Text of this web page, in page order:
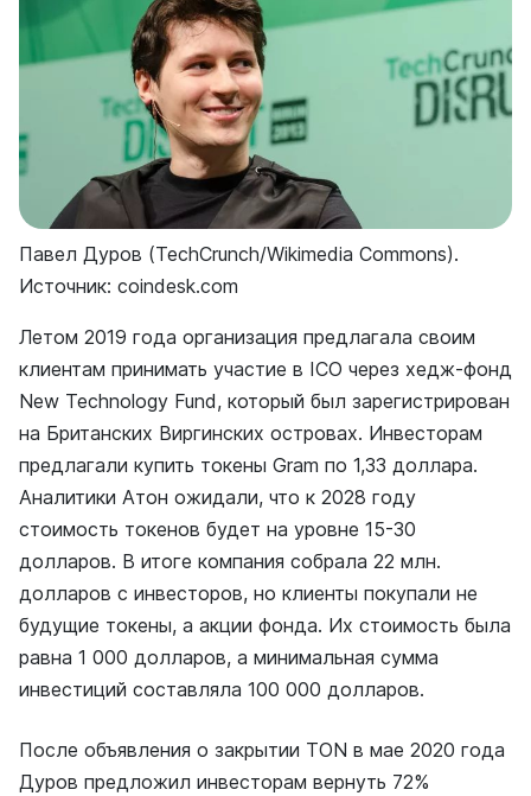
Павел Дуров (TechCrunch/Wikimedia Commons).
Источник: coindesk.com
Летом 2019 года организация предлагала своим
клиентам принимать участие в ICO через хедж-фонд
New Technology Fund, который был зарегистрирован
на Британских Виргинских островах. Инвесторам
предлагали купить токены Gram по 1,33 доллара.
Аналитики Атон ожидали, что к 2028 году
стоимость токенов будет на уровне 15-30
долларов. В итоге компания собрала 22 млн.
долларов с инвесторов, но клиенты покупали не
будущие токены, а акции фонда. Их стоимость была
равна 1 000 долларов, а минимальная сумма
инвестиций составляла 100 000 долларов.
После объявления о закрытии TON в мае 2020 года
Дуров предложил инвесторам вернуть 72%